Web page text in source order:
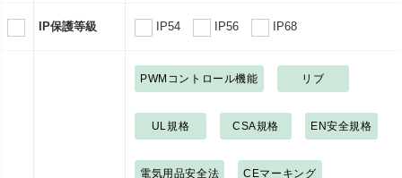
IP保護等級 IP54 IP56 IP68
PWMコントロール機能 リブ
UL規格 CSA規格 EN安全規格
電気用品安全法 CEマーキング